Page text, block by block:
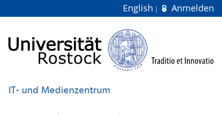
English Anmelden
IT- und Medienzentrum